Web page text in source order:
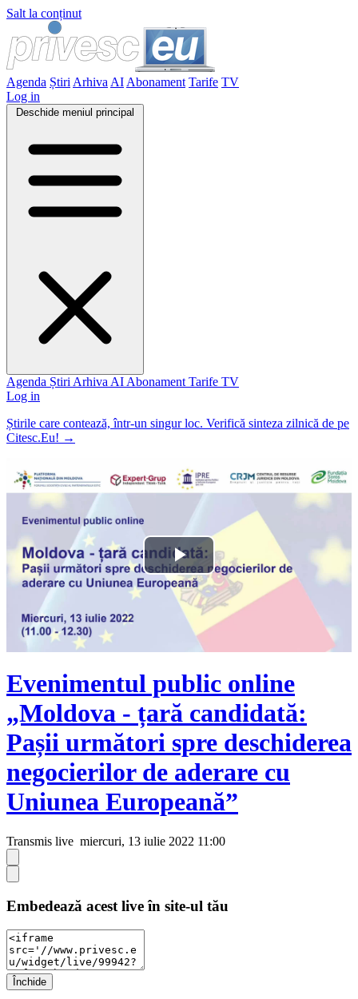
Salt la conținut
Agenda Știri Arhiva AI Abonament Tarife TV
Log in
Deschide meniul principal
Agenda Știri Arhiva AI Abonament Tarife TV
Log in
Știrile care contează, într-un singur loc. Verifică sinteza zilnică de pe
Citesc.Eu! →
Play
Video
Evenimentul public online
„Moldova - țară candidată:
Pașii următori spre deschiderea
negocierilor de aderare cu
Uniunea Europeană”
Transmis live miercuri, 13 iulie 2022 11:00
Embedează acest live în site-ul tău
Închide